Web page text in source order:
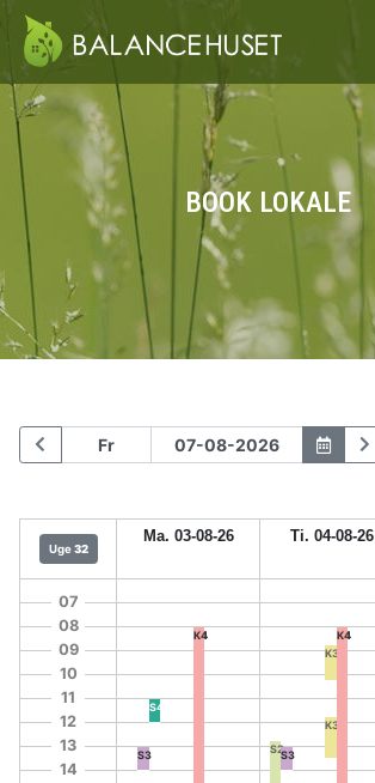
BOOK LOKALE
Uge32
Ma. 03-08-26 Ti. 04-08-26
07
08
09
10
11
12
13
14
S3
S4
K4
K4
S2S3
K3
K3
K4
K4